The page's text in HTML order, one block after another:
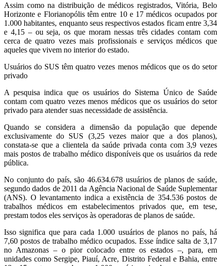
Assim como na distribuição de médicos registrados, Vitória, Belo
Horizonte e Florianopólis têm entre 10 e 17 médicos ocupados por
1.000 habitantes, enquanto seus respectivos estados ficam entre 3,34
e 4,15 – ou seja, os que moram nessas três cidades contam com
cerca de quatro vezes mais profissionais e serviços médicos que
aqueles que vivem no interior do estado.
Usuários do SUS têm quatro vezes menos médicos que os do setor
privado
A pesquisa indica que os usuários do Sistema Único de Saúde
contam com quatro vezes menos médicos que os usuários do setor
privado para atender suas necessidade de assistência.
Quando se considera a dimensão da população que depende
exclusivamente do SUS (3,25 vezes maior que a dos planos),
constata-se que a clientela da saúde privada conta com 3,9 vezes
mais postos de trabalho médico disponíveis que os usuários da rede
pública.
No conjunto do país, são 46.634.678 usuários de planos de saúde,
segundo dados de 2011 da Agência Nacional de Saúde Suplementar
(ANS). O levantamento indica a existência de 354.536 postos de
trabalhos médicos em estabelecimentos privados que, em tese,
prestam todos eles serviços às operadoras de planos de saúde.
Isso significa que para cada 1.000 usuários de planos no país, há
7,60 postos de trabalho médico ocupados. Esse índice salta de 3,17
no Amazonas – o pior colocado entre os estados –, para, em
unidades como Sergipe, Piauí, Acre, Distrito Federal e Bahia, entre